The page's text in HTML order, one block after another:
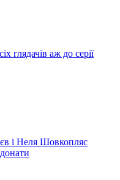
глядачів аж до серії
і Неля Шовкопляс